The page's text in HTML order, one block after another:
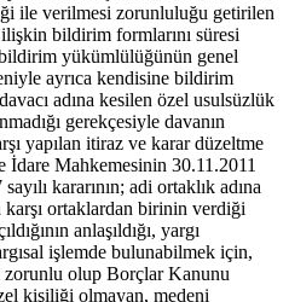
ile verilmesi zorunluluğu getirilen
ilişkin bildirim formlarını süresi
yükümlülüğünün genel
ayrıca kendisine bildirim
adına kesilen özel usulsüzlük
gerekçesiyle davanın
yapılan itiraz ve karar düzeltme
Mahkemesinin 30.11.2011
kararının; adi ortaklık adına
karşı ortaklardan birinin verdiği
anlaşıldığı, yargı
işlemde bulunabilmek için,
zorunlu olup Borçlar Kanunu
kişiliği olmayan, medeni